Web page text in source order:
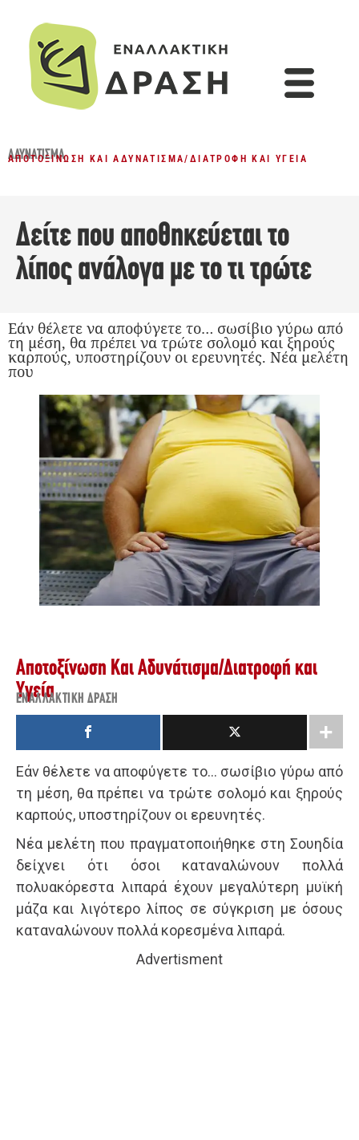
ΑΔΥΝΆΤΙΣΜΑ
ΑΠΟΤΟΞΊΝΩΣΗ ΚΑΙ ΑΔΥΝΆΤΙΣΜΑ/ ΔΙΑΤΡΟΦΉ ΚΑΙ ΥΓΕΊΑ
Δείτε που αποθηκεύεται το
λίπος ανάλογα με το τι τρώτε
Εάν θέλετε να αποφύγετε το… σωσίβιο γύρω από
τη μέση, θα πρέπει να τρώτε σολομό και ξηρούς
καρπούς, υποστηρίζουν οι ερευνητές. Νέα μελέτη
που
Αποτοξίνωση Και Αδυνάτισμα/Διατροφή και
Υγεία
ΕΝΑΛΛΑΚΤΙΚΉ ΔΡΆΣΗ
Εάν θέλετε να αποφύγετε το… σωσίβιο γύρω από
τη μέση, θα πρέπει να τρώτε σολομό και ξηρούς
καρπούς, υποστηρίζουν οι ερευνητές.
Νέα μελέτη που πραγματοποιήθηκε στη Σουηδία
δείχνει ότι όσοι καταναλώνουν πολλά
πολυακόρεστα λιπαρά έχουν μεγαλύτερη μυϊκή
μάζα και λιγότερο λίπος σε σύγκριση με όσους
καταναλώνουν πολλά κορεσμένα λιπαρά.
Advertisment